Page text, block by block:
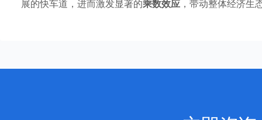
展的快车道，进而激发显著的乘数效应 ，带动整体经济生